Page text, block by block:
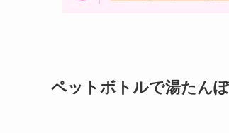
ペットボトルで湯たん